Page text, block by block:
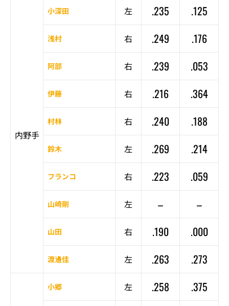
内野手
小深田 左 .235 .125
浅村 右 .249 .176
阿部 右 .239 .053
伊藤 右 .216 .364
村林 右 .240 .188
鈴木 左 .269 .214
フランコ 右 .223 .059
山崎剛 左 – –
山田 右 .190 .000
渡邊佳 左 .263 .273
小郷 左 .258 .375